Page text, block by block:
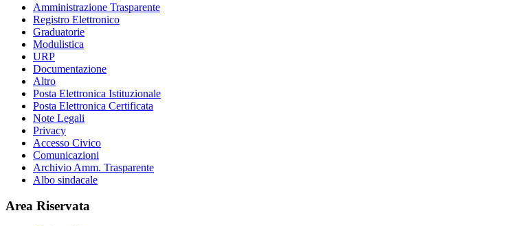
Amministrazione Trasparente
Registro Elettronico
Graduatorie
Modulistica
URP
Documentazione
Altro
Posta Elettronica Istituzionale
Posta Elettronica Certificata
Note Legali
Privacy
Accesso Civico
Comunicazioni
Archivio Amm. Trasparente
Albo sindacale
Area Riservata